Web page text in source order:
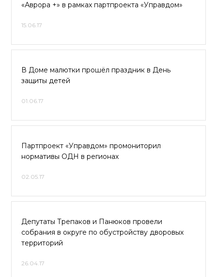
«Аврора +» в рамках партпроекта «Управдом»
15.06.17
В Доме малютки прошёл праздник в День
защиты детей
01.06.17
Партпроект «Управдом» промониторил
нормативы ОДН в регионах
02.05.17
Депутаты Трепаков и Панюков провели
собрания в округе по обустройству дворовых
территорий
26.04.17